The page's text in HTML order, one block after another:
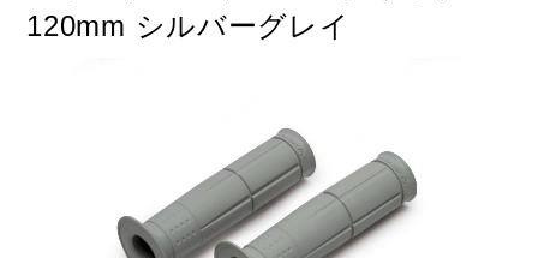
KAWASAKI BMW DUCATI
閉じる
120mm シルバーグレイ